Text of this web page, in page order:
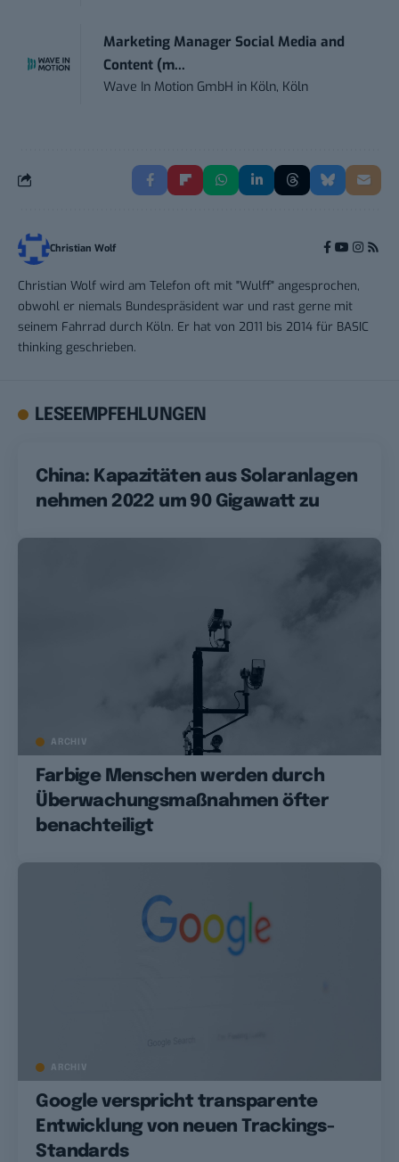
Marketing Manager Social Media and
Content (m...
Wave In Motion GmbH in Köln, Köln
Christian Wolf
Christian Wolf wird am Telefon oft mit "Wulff" angesprochen,
obwohl er niemals Bundespräsident war und rast gerne mit
seinem Fahrrad durch Köln. Er hat von 2011 bis 2014 für BASIC
thinking geschrieben.
LESEEMPFEHLUNGEN
China: Kapazitäten aus Solaranlagen
nehmen 2022 um 90 Gigawatt zu
ARCHIV
Farbige Menschen werden durch
Überwachungsmaßnahmen öfter
benachteiligt
ARCHIV
Google verspricht transparente
Entwicklung von neuen Trackings-
Standards